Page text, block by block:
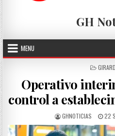
GH
MENU
Operativo
control a
AUTHOR:
GHNOTICIAS
DATE:
22